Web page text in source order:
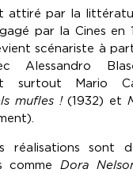
attiré par la
par la Cines en
scénariste à
Alessandro
surtout Mario
mufles !(1932) et
réalisations sont
comme Dora